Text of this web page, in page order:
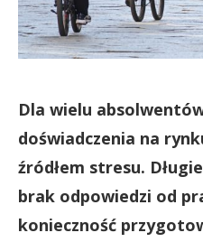
Dla wielu
doświadczenia na
źródłem stresu.
brak odpowiedzi od
konieczność